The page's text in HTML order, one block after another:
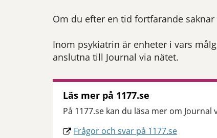
Om du efter en tid fortfarande
Inom psykiatrin är enheter i vars
anslutna till Journal via nätet.
Läs mer på 1177.se
På 1177.se kan du läsa mer om Journal
Frågor och svar på 1177.se